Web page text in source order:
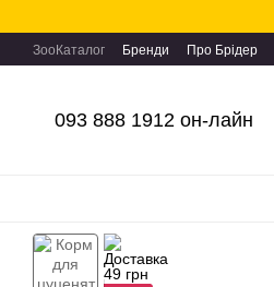
ЗооКаталог Бренди Про Брідер
093 888 1912 он-лайн